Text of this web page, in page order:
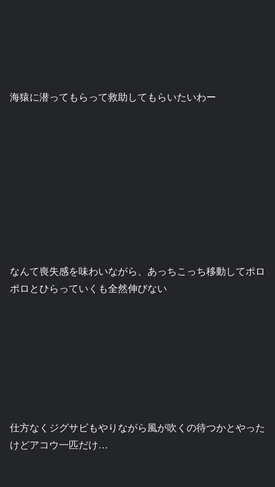
海猿に潜ってもらって救助してもらいたいわー
なんて喪失感を味わいながら、あっちこっち移動してポロ
ポロとひらっていくも全然伸びない
仕方なくジグサビもやりながら風が吹くの待つかとやった
けどアコウ一匹だけ…